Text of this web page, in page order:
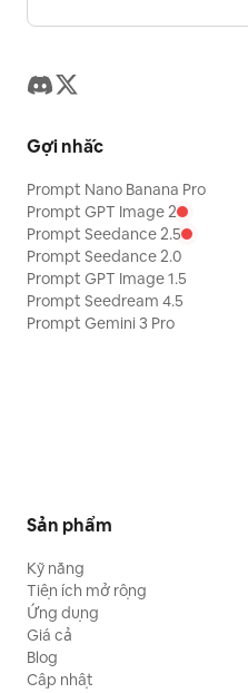
Gợi nhắc
Prompt Nano Banana Pro
Prompt GPT Image 2
Prompt Seedance 2.5
Prompt Seedance 2.0
Prompt GPT Image 1.5
Prompt Seedream 4.5
Prompt Gemini 3 Pro
Sản phẩm
Kỹ năng
Tiện ích mở rộng
Ứng dụng
Giá cả
Blog
Cập nhật